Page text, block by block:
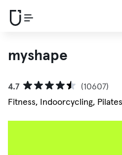
myshape
4.7
(10607)
Fitness, Indoorcycling,